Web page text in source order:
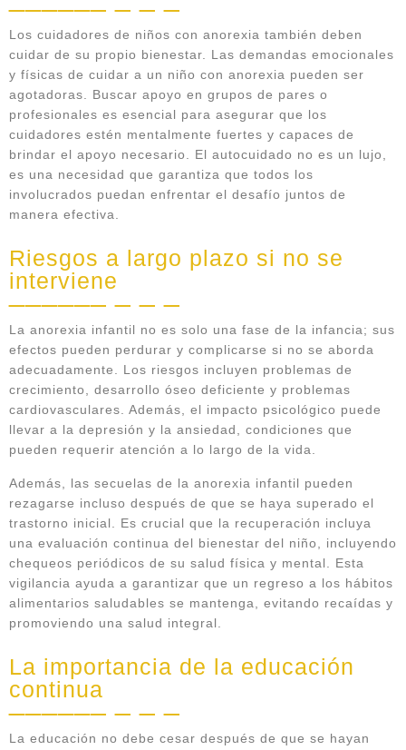
Los cuidadores de niños con anorexia también deben
cuidar de su propio bienestar. Las demandas emocionales
y físicas de cuidar a un niño con anorexia pueden ser
agotadoras. Buscar apoyo en grupos de pares o
profesionales es esencial para asegurar que los
cuidadores estén mentalmente fuertes y capaces de
brindar el apoyo necesario. El autocuidado no es un lujo,
es una necesidad que garantiza que todos los
involucrados puedan enfrentar el desafío juntos de
manera efectiva.
Riesgos a largo plazo si no se
interviene
La anorexia infantil no es solo una fase de la infancia; sus
efectos pueden perdurar y complicarse si no se aborda
adecuadamente. Los riesgos incluyen problemas de
crecimiento, desarrollo óseo deficiente y problemas
cardiovasculares. Además, el impacto psicológico puede
llevar a la depresión y la ansiedad, condiciones que
pueden requerir atención a lo largo de la vida.
Además, las secuelas de la anorexia infantil pueden
rezagarse incluso después de que se haya superado el
trastorno inicial. Es crucial que la recuperación incluya
una evaluación continua del bienestar del niño, incluyendo
chequeos periódicos de su salud física y mental. Esta
vigilancia ayuda a garantizar que un regreso a los hábitos
alimentarios saludables se mantenga, evitando recaídas y
promoviendo una salud integral.
La importancia de la educación
continua
La educación no debe cesar después de que se hayan